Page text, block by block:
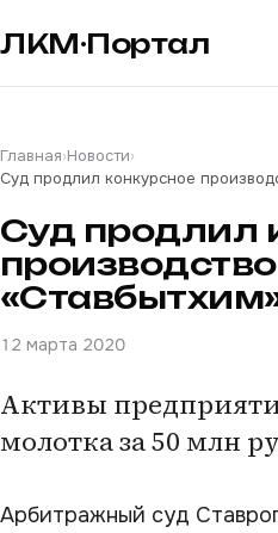
ЛКМ·Портал
Главная›Новости›
Суд продлил конкурсное
Суд продлил
12 марта 2020
Активы
молотка за 50 млн
Арбитражный суд